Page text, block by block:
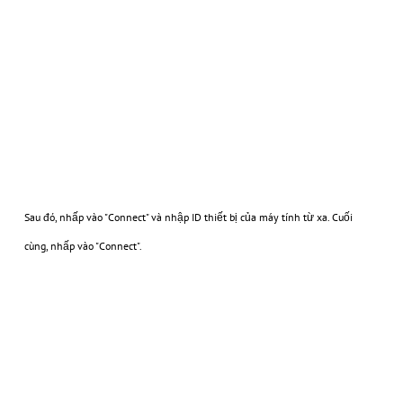
Sau đó, nhấp vào "Connect" và nhập ID thiết bị của máy tính từ xa. Cuối
cùng, nhấp vào "Connect".